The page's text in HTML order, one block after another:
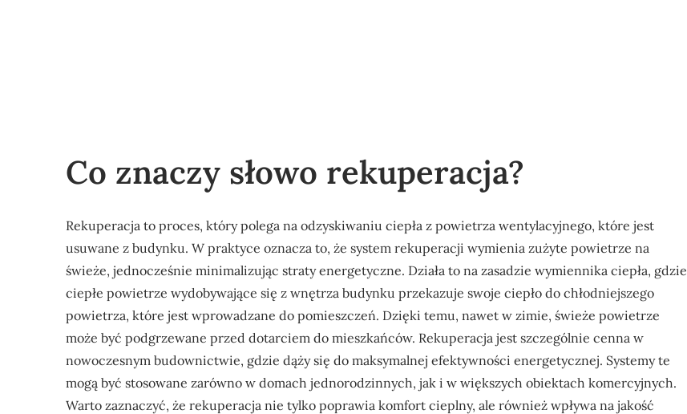
Co znaczy słowo rekuperacja?
Rekuperacja to proces, który polega na odzyskiwaniu ciepła z powietrza wentylacyjnego, które jest
usuwane z budynku. W praktyce oznacza to, że system rekuperacji wymienia zużyte powietrze na
świeże, jednocześnie minimalizując straty energetyczne. Działa to na zasadzie wymiennika ciepła, gdzie
ciepłe powietrze wydobywające się z wnętrza budynku przekazuje swoje ciepło do chłodniejszego
powietrza, które jest wprowadzane do pomieszczeń. Dzięki temu, nawet w zimie, świeże powietrze
może być podgrzewane przed dotarciem do mieszkańców. Rekuperacja jest szczególnie cenna w
nowoczesnym budownictwie, gdzie dąży się do maksymalnej efektywności energetycznej. Systemy te
mogą być stosowane zarówno w domach jednorodzinnych, jak i w większych obiektach komercyjnych.
Warto zaznaczyć, że rekuperacja nie tylko poprawia komfort cieplny, ale również wpływa na jakość